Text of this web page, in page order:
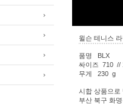
윌슨 테니스
품명 BLX
싸이즈 710 //
무게 230 g
시합 상품으
부산 북구 화